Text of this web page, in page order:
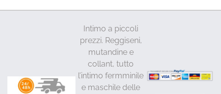
Intimo a piccoli
prezzi. Reggiseni,
mutandine e
collant, tutto
l’intimo fermminile
e maschile delle